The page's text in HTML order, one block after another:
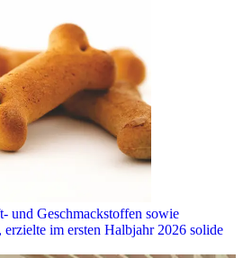
und Geschmackstoffen sowie
im ersten Halbjahr 2026 solide